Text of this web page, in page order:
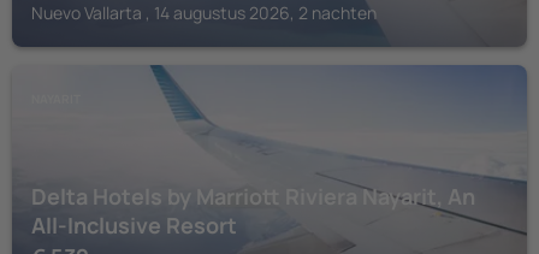
Nuevo Vallarta , 14 augustus 2026, 2 nachten
Delta Hotels by Marriott Riviera Nayarit, An
All-Inclusive Resort